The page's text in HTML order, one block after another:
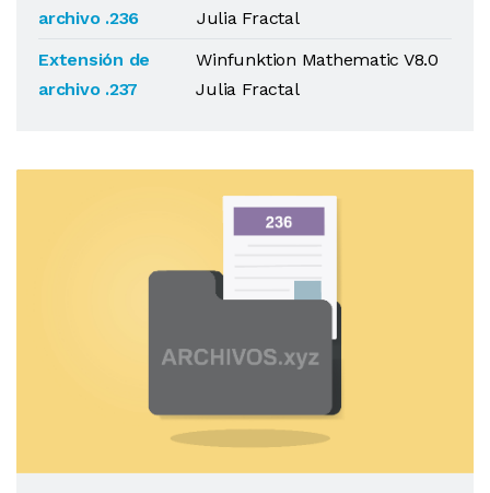
archivo .236
Julia Fractal
Extensión de
archivo .237
Winfunktion Mathematic V8.0
Julia Fractal